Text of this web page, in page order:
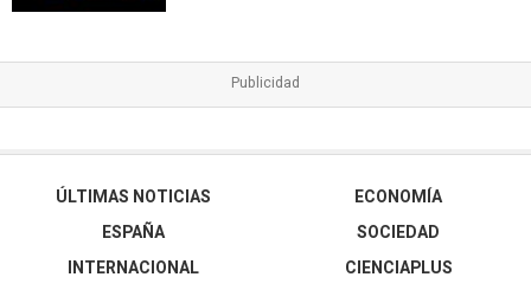
ÚLTIMAS NOTICIAS
ESPAÑA
INTERNACIONAL
ECONOMÍA
SOCIEDAD
CIENCIAPLUS